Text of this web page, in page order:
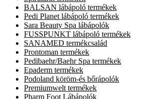
BALSAN lábápoló termékek
Pedi Planet lábápoló termékek
Sara Beauty Spa lábápolók
FUSSPUNKT lábápoló termékek
SANAMED termékcsalád
Prontoman termékek
Pedibaehr/Baehr Spa termékek
Epaderm termékek
Podoland köröm-és bőrápolók
Premiumwelt termékek
Pharm Foot Lábápolók